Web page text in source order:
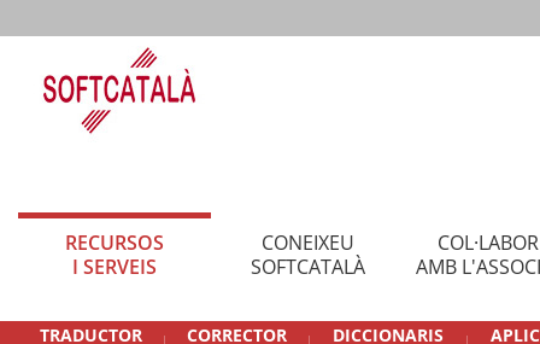
RECURSOS
I SERVEIS
CONEIXEU
SOFTCATALÀ
AMB
TRADUCTOR CORRECTOR DICCIONARIS